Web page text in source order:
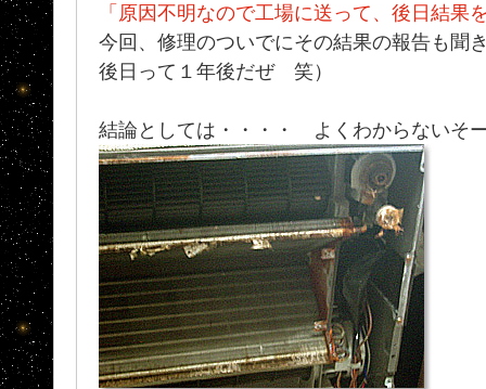
「原因不明なので工場に送って、後日結果
今回、修理のついでにその結果の報告も聞
後日って１年後だぜ 笑）
結論としては・・・・ よくわからないそ